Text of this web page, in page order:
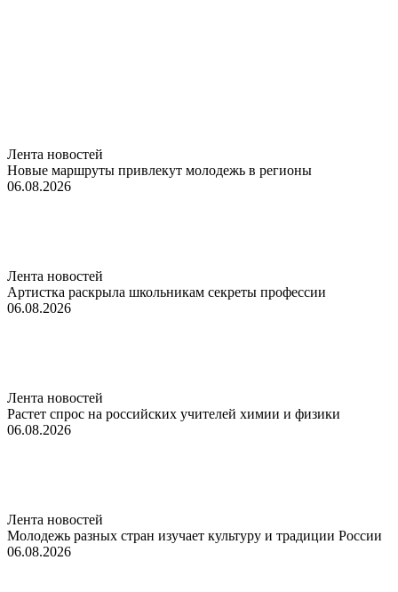
Лента новостей
Новые маршруты привлекут молодежь в регионы
06.08.2026
Лента новостей
Артистка раскрыла школьникам секреты профессии
06.08.2026
Лента новостей
Растет спрос на российских учителей химии и физики
06.08.2026
Лента новостей
Молодежь разных стран изучает культуру и традиции России
06.08.2026